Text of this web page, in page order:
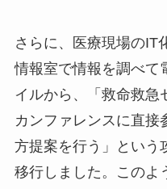
さらに、医療現場のIT
情報室で情報を調べて
イルから、「救命救急
カンファレンスに直接
方提案を行う」という
移行しました。このよ